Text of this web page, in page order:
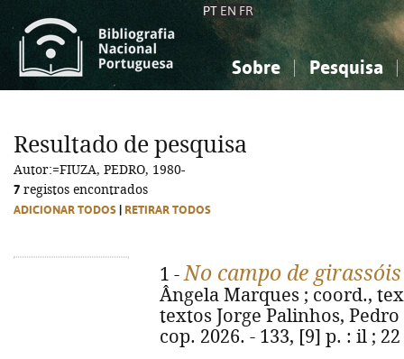
PT EN FR
Sobre Pesquisa
Ciências sociais...
Ciências sociais...
Resultado de pesquisa
Autor:=FIUZA, PEDRO, 1980-
7 registos encontrados
ADICIONAR TODOS RETIRAR TODOS
1 -No campo de
Ângela Marques ; coord.,
textos Jorge Palinhos,
cop. 2026. - 133, [9] p. : il ;